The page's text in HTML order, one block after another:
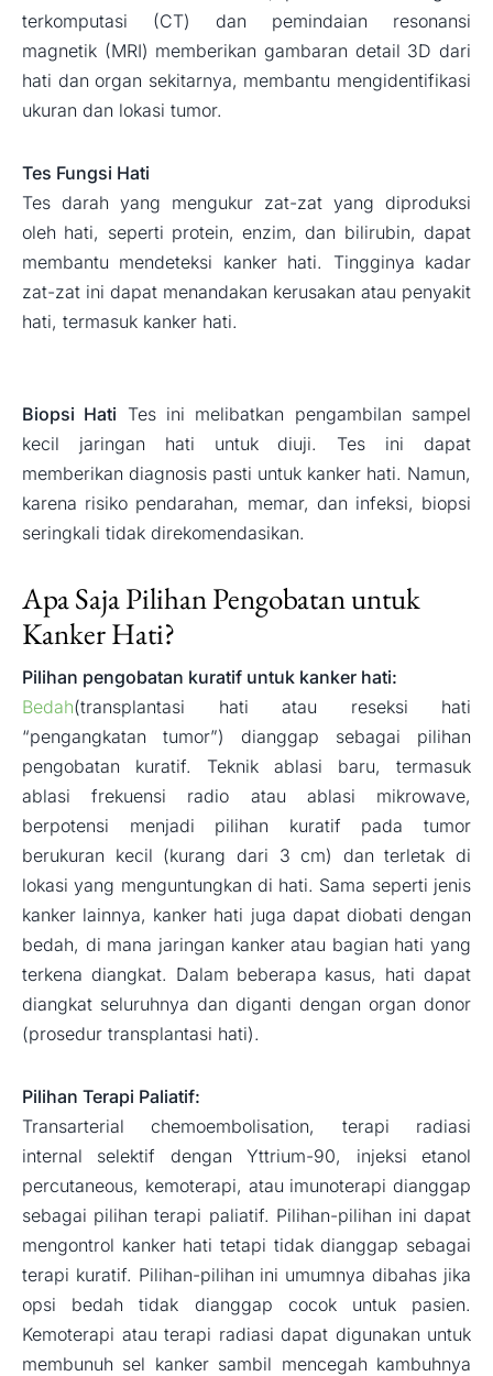
terkomputasi (CT) dan pemindaian resonansi
magnetik (MRI) memberikan gambaran detail 3D dari
hati dan organ sekitarnya, membantu mengidentifikasi
ukuran dan lokasi tumor.
Tes Fungsi Hati
Tes darah yang mengukur zat-zat yang diproduksi
oleh hati, seperti protein, enzim, dan bilirubin, dapat
membantu mendeteksi kanker hati. Tingginya kadar
zat-zat ini dapat menandakan kerusakan atau penyakit
hati, termasuk kanker hati.
Biopsi Hati Tes ini melibatkan pengambilan sampel
kecil jaringan hati untuk diuji. Tes ini dapat
memberikan diagnosis pasti untuk kanker hati. Namun,
karena risiko pendarahan, memar, dan infeksi, biopsi
seringkali tidak direkomendasikan.
Apa Saja Pilihan Pengobatan untuk
Kanker Hati?
Pilihan pengobatan kuratif untuk kanker hati:
Bedah(transplantasi hati atau reseksi hati
“pengangkatan tumor”) dianggap sebagai pilihan
pengobatan kuratif. Teknik ablasi baru, termasuk
ablasi frekuensi radio atau ablasi mikrowave,
berpotensi menjadi pilihan kuratif pada tumor
berukuran kecil (kurang dari 3 cm) dan terletak di
lokasi yang menguntungkan di hati. Sama seperti jenis
kanker lainnya, kanker hati juga dapat diobati dengan
bedah, di mana jaringan kanker atau bagian hati yang
terkena diangkat. Dalam beberapa kasus, hati dapat
diangkat seluruhnya dan diganti dengan organ donor
(prosedur transplantasi hati).
Pilihan Terapi Paliatif:
Transarterial chemoembolisation, terapi radiasi
internal selektif dengan Yttrium-90, injeksi etanol
percutaneous, kemoterapi, atau imunoterapi dianggap
sebagai pilihan terapi paliatif. Pilihan-pilihan ini dapat
mengontrol kanker hati tetapi tidak dianggap sebagai
terapi kuratif. Pilihan-pilihan ini umumnya dibahas jika
opsi bedah tidak dianggap cocok untuk pasien.
Kemoterapi atau terapi radiasi dapat digunakan untuk
membunuh sel kanker sambil mencegah kambuhnya